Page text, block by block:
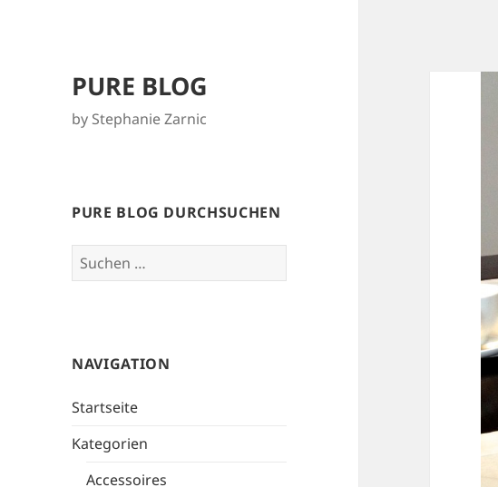
PURE BLOG
by Stephanie Zarnic
PURE BLOG DURCHSUCHEN
Suchen
nach:
NAVIGATION
Startseite
Kategorien
Accessoires